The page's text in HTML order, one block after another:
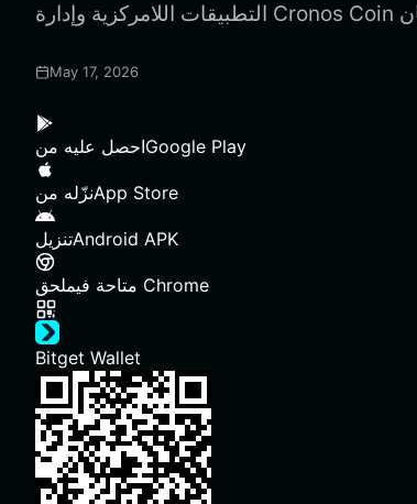
May 17, 2026
احصل عليه منGoogle Play
نزّله منApp Store
تنزيلAndroid APK
متاحة في ملحق Chrome
Bitget Wallet